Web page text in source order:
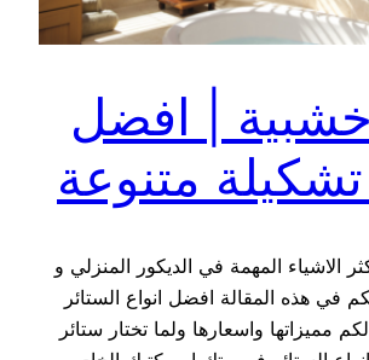
خشبية | افضل
متنوعة
الاشياء المهمة في الديكور المنزلي و
في هذه المقالة افضل انواع الستائر
مميزاتها واسعارها ولما تختار ستائر